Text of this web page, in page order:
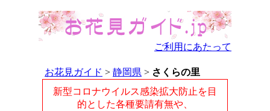
ご利用にあたって
お花見ガイド > 静岡県 > さくらの里
新型コロナウイルス感染拡大防止を目
的とした各種要請有無や、